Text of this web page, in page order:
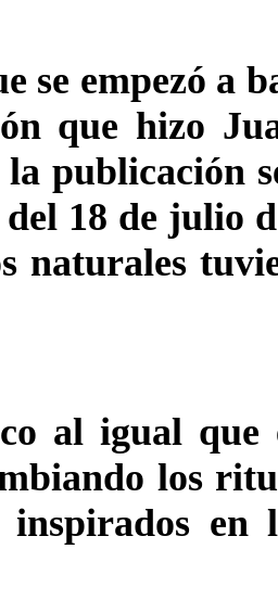
se empezó a
que hizo
la publicación
18 de julio
naturales
al igual
los
en